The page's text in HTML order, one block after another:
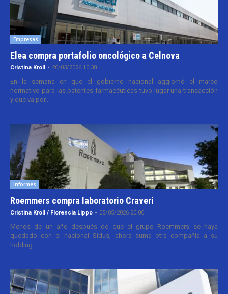
Empresas
Elea compra portafolio oncológico a Celnova
Cristina Kroll - 20/03/2026 10:30
En la semana en que el gobierno nacional aggiornó el marco
normativo para las patentes farmacéuticas tuvo lugar una transacción
y que va por...
Informes
Roemmers compra laboratorio Craveri
Cristina Kroll / Florencia Lippo - 05/05/2026 20:00
Menos de un año después de que el grupo Roemmers se haya
quedado con el nacional Sidus, ahora suma otra compañía a su
holding....